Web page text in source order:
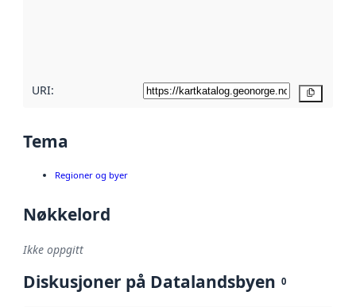
URI:
Tema
Regioner og byer
Nøkkelord
Ikke oppgitt
Diskusjoner på Datalandsbyen 0